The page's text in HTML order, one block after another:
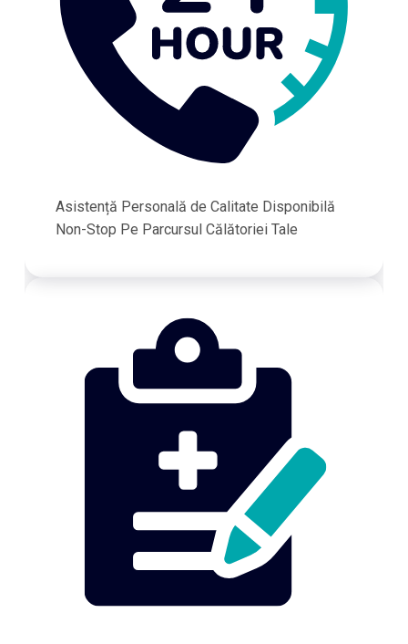
Asistență Personală de Calitate Disponibilă
Non-Stop Pe Parcursul Călătoriei Tale